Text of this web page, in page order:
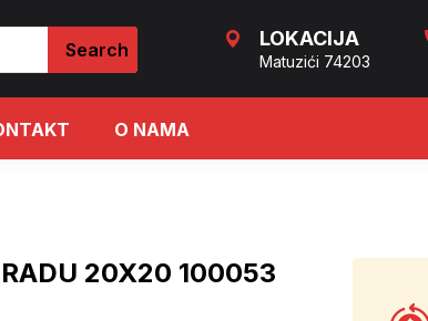
LOKACIJA
Matuzići 74203
O NAMA
20X20 100053